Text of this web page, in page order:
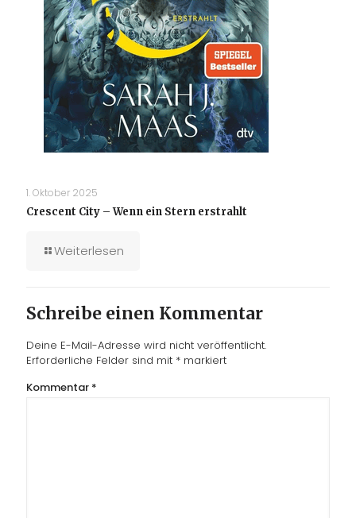
1. Oktober 2025
Crescent City – Wenn ein Stern erstrahlt
Weiterlesen
Schreibe einen Kommentar
Deine E-Mail-Adresse wird nicht veröffentlicht.
Erforderliche Felder sind mit * markiert
Kommentar *